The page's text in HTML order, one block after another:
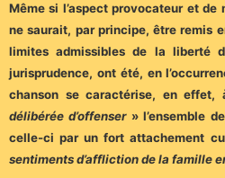
Même si l’aspect provocateur et de
ne saurait, par principe, être remis
limites admissibles de la liberté
jurisprudence, ont été, en
chanson se caractérise, en
délibérée d’offenser» l’ensemble
celle-ci par un fort attachement
sentiments d’affliction de la famille